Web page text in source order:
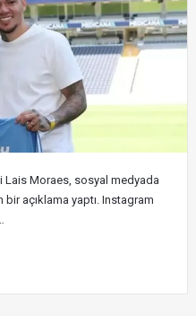
Lais Moraes, sosyal medyada
açıklama yaptı. Instagram